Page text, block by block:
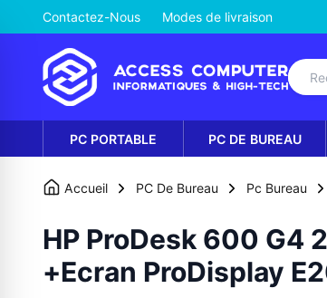
Contactez-Nous Modes de livraison
PC PORTABLE PC DE BUREAU
Accueil PC De Bureau Pc Bureau
HP ProDesk 600 G4
+Ecran ProDisplay